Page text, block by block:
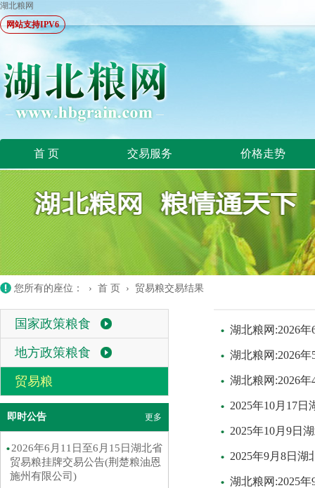
湖北粮网
网站支持IPV6
首 页 交易服务 价格走势
您所有的座位： › 首 页 › 贸易粮交易结果
国家政策粮食
地方政策粮食
贸易粮
即时公告 更多
2026年6月11日至6月15日湖北省
贸易粮挂牌交易公告(荆楚粮油恩
施州有限公司)
湖北粮网:2026
湖北粮网:2026
湖北粮网:2026
2025年10月17
2025年10月9日
2025年9月8日湖
湖北粮网:2025